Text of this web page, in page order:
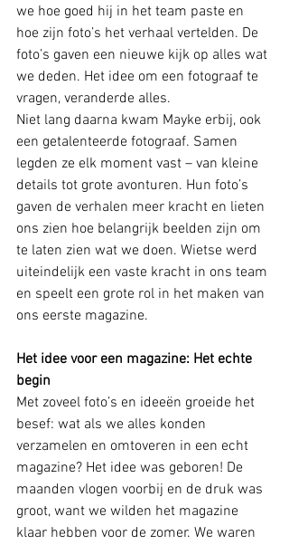
we hoe goed hij in het team paste en
hoe zijn foto’s het verhaal vertelden. De
foto’s gaven een nieuwe kijk op alles wat
we deden. Het idee om een fotograaf te
vragen, veranderde alles.
Niet lang daarna kwam Mayke erbij, ook
een getalenteerde fotograaf. Samen
legden ze elk moment vast – van kleine
details tot grote avonturen. Hun foto’s
gaven de verhalen meer kracht en lieten
ons zien hoe belangrijk beelden zijn om
te laten zien wat we doen. Wietse werd
uiteindelijk een vaste kracht in ons team
en speelt een grote rol in het maken van
ons eerste magazine.
Het idee voor een magazine: Het echte
begin
Met zoveel foto’s en ideeën groeide het
besef: wat als we alles konden
verzamelen en omtoveren in een echt
magazine? Het idee was geboren! De
maanden vlogen voorbij en de druk was
groot, want we wilden het magazine
klaar hebben voor de zomer. We waren